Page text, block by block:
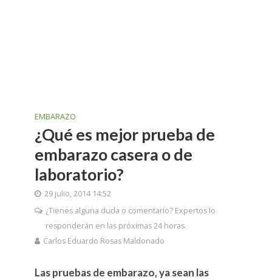
EMBARAZO
¿Qué es mejor prueba de
embarazo casera o de
laboratorio?
29 julio, 2014 14:52
¿Tienes alguna duda o comentario? Expertos lo
responderán en las próximas 24 horas.
Carlos Eduardo Rosas Maldonado
Las pruebas de embarazo, ya sean las